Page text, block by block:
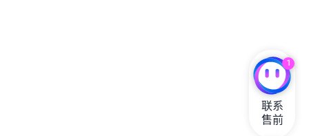
1
联系
售前